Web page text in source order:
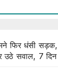
फिर धंसी
उठे सवाल, 7